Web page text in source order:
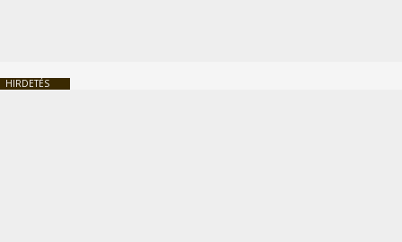
HIRDETÉS